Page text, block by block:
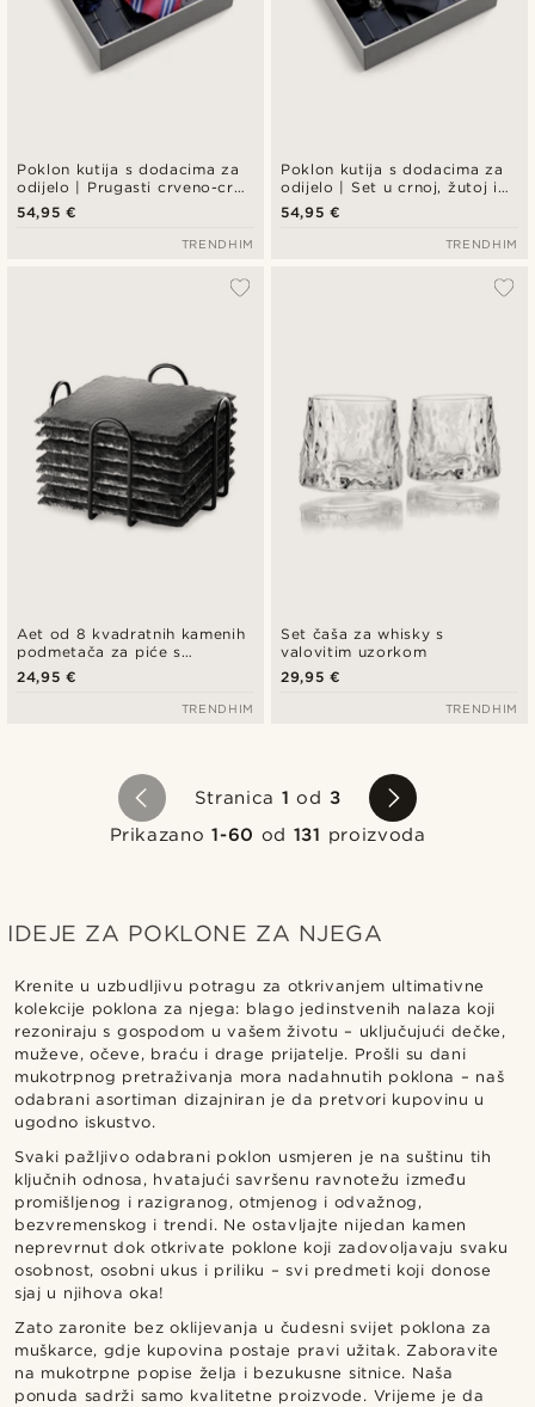
Poklon kutija s dodacima za
odijelo | Prugasti crveno-crni
set
54,95 €
TRENDHIM
Poklon kutija s dodacima za
odijelo | Set u crnoj, žutoj i
srebrnoj boji
54,95 €
TRENDHIM
Aet od 8 kvadratnih kamenih
podmetača za piće s
držačem
24,95 €
TRENDHIM
Set čaša za whisky s
valovitim uzorkom
29,95 €
TRENDHIM
Stranica 1 od 3
Prikazano1-60 od 131 proizvoda
IDEJE ZA POKLONE ZA NJEGA
Krenite u uzbudljivu potragu za otkrivanjem ultimativne
kolekcije poklona za njega: blago jedinstvenih nalaza koji
rezoniraju s gospodom u vašem životu – uključujući dečke,
muževe, očeve, braću i drage prijatelje. Prošli su dani
mukotrpnog pretraživanja mora nadahnutih poklona – naš
odabrani asortiman dizajniran je da pretvori kupovinu u
ugodno iskustvo.
Svaki pažljivo odabrani poklon usmjeren je na suštinu tih
ključnih odnosa, hvatajući savršenu ravnotežu između
promišljenog i razigranog, otmjenog i odvažnog,
bezvremenskog i trendi. Ne ostavljajte nijedan kamen
neprevrnut dok otkrivate poklone koji zadovoljavaju svaku
osobnost, osobni ukus i priliku – svi predmeti koji donose
sjaj u njihova oka!
Zato zaronite bez oklijevanja u čudesni svijet poklona za
muškarce, gdje kupovina postaje pravi užitak. Zaboravite
na mukotrpne popise želja i bezukusne sitnice. Naša
ponuda sadrži samo kvalitetne proizvode. Vrijeme je da